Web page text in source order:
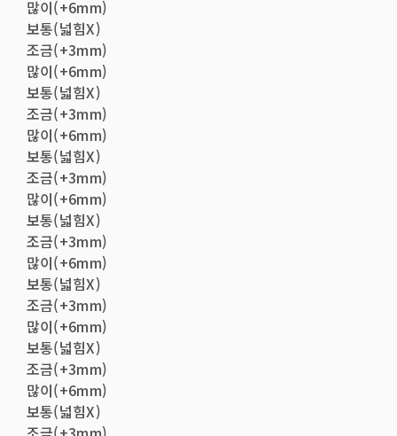
많이(+6mm)
보통(넓힘X)
조금(+3mm)
많이(+6mm)
보통(넓힘X)
조금(+3mm)
많이(+6mm)
보통(넓힘X)
조금(+3mm)
많이(+6mm)
보통(넓힘X)
조금(+3mm)
많이(+6mm)
보통(넓힘X)
조금(+3mm)
많이(+6mm)
보통(넓힘X)
조금(+3mm)
많이(+6mm)
보통(넓힘X)